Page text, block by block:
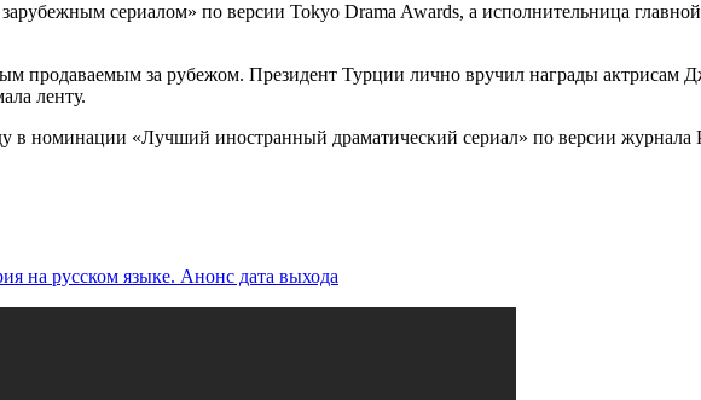
сериалом» по версии Tokyo Drama Awards, а исполнительница
продаваемым за рубежом. Президент Турции лично вручил награды актрисам
ленту.
в номинации «Лучший иностранный драматический сериал» по версии журнала
на русском языке. Анонс дата выхода